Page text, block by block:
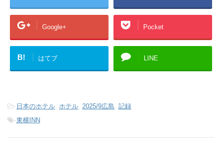
Google+ Pocket
B! はてブ LINE
- 日本のホテル, ホテル, 2025/9広島, 記録
-東横INN